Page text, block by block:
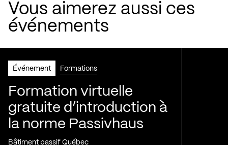
Vous aimerez aussi ces
événements
Événement Formations
Formation virtuelle
gratuite d’introduction à
la norme Passivhaus
Bâtiment passif Québec